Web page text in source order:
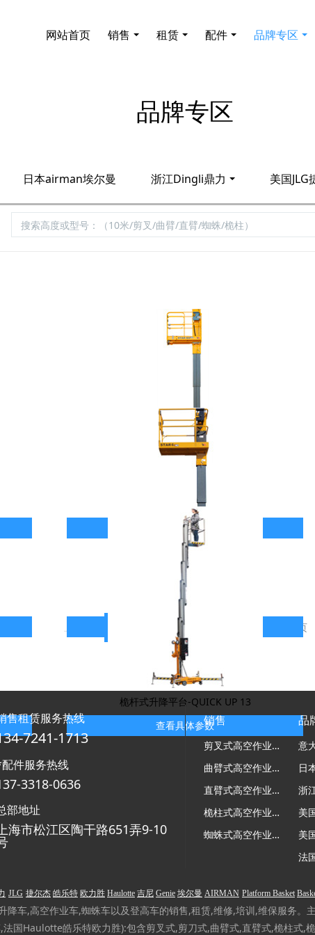
网站首页 销售 租赁 配件 品牌专区
品牌专区
日本airman埃尔曼 浙江Dingli鼎力 美国JLG
套筒式升降机-STAR 8 S
查看具体参数
套筒式升降机-STAR 6
查看具体参数
桅杆式升降平台-QUICK UP 13
查看具体参数
下一页
售租赁服务热线
7241-1713
件服务热线
3318-0636
部地址
上海市松江区陶干路651弄9-10
销售
剪叉式高空作业平台
曲臂式高空作业平台
直臂式高空作业平台
桅柱式高空作业平台
蜘蛛式高空作业平台
品
浙
美
美
JLG 捷尔杰 皓乐特 欧力胜 Haulotte 吉尼 Genie 埃尔曼 AIRMAN Platform Basket
降车,高空作业车,蜘蛛车以及登高车的销售,租赁,维修,培训,维保服务
国Haulotte皓乐特欧力胜):包含剪叉式,剪刀式,曲臂式,直臂式,桅柱式,